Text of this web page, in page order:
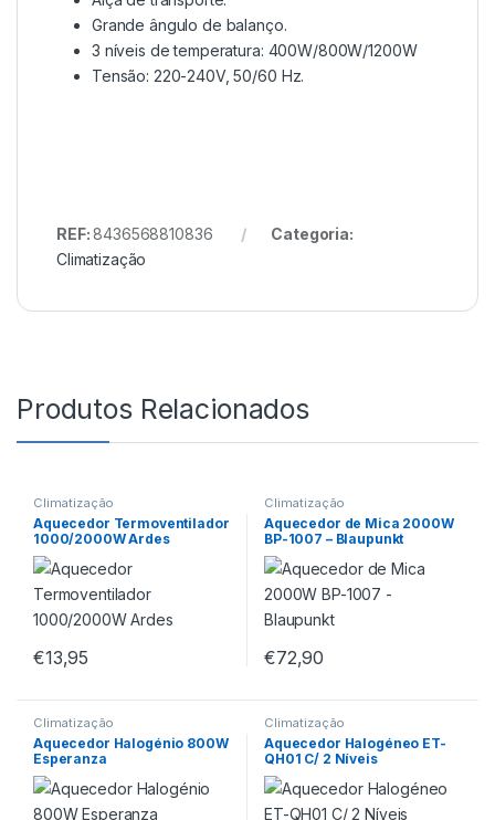
Grande ângulo de balanço.
3 níveis de temperatura: 400W/800W/1200W
Tensão: 220-240V, 50/60 Hz.
REF:8436568810836
Categoria:
Climatização
Produtos Relacionados
Climatização
Aquecedor Termoventilador
1000/2000W Ardes
€13,95
Climatização
Aquecedor de Mica 2000W
BP-1007 – Blaupunkt
€72,90
Climatização
Aquecedor Halogénio 800W
Esperanza
Climatização
Aquecedor Halogéneo ET-
QH01 C/ 2 Níveis
Temperatura Electrotek